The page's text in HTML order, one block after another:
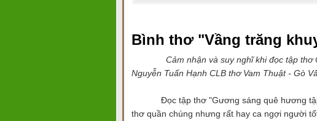
Bình thơ "Vầng trăng
Cảm nhận và suy nghĩ khi đọc tập thơ
Nguyễn Tuấn Hạnh CLB thơ Vam Thuật - Gò
Đọc tập thơ "Gương sáng quê hương tập
thơ quần chúng nhưng rất hay ca ngợi người